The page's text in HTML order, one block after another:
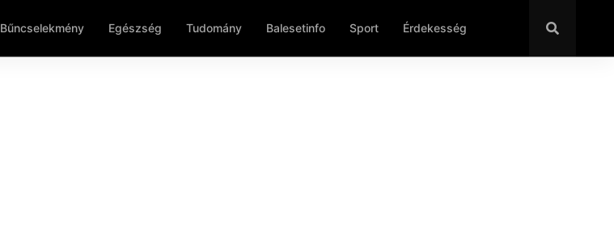
Bűncselekmény Egészség Tudomány Balesetinfo Sport Érdekesség